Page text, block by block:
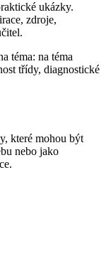
ukázky.
zdroje,
téma: na téma
třídy, diagnostické
které mohou být
nebo jako